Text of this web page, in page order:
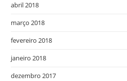
abril 2018
março 2018
fevereiro 2018
janeiro 2018
dezembro 2017